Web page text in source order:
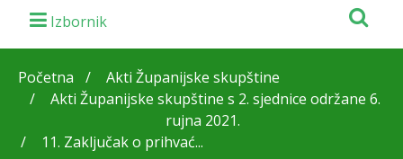
Početna
Akti Županijske skupštine
Akti Županijske skupštine s 2. sjednice održane 6.
rujna 2021.
11. Zaključak o prihvać...